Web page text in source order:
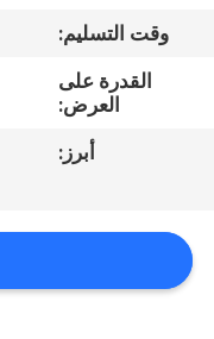
اتصل
اطلب
اقتباس
وقت التسليم:
القدرة على
العرض:
أبرز: